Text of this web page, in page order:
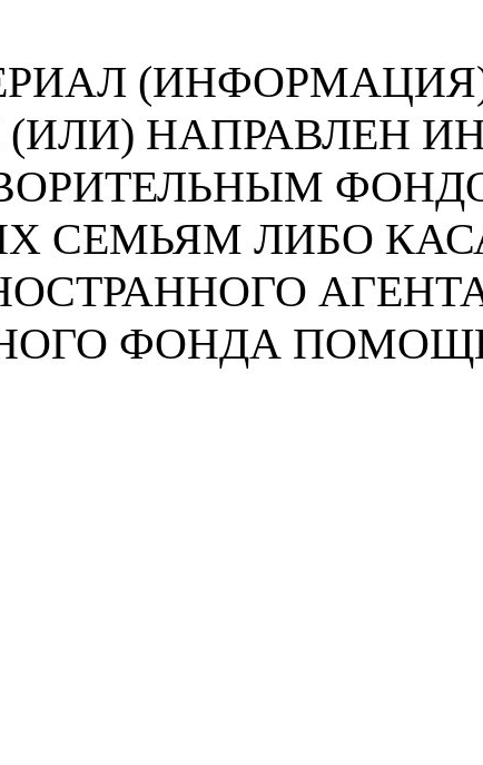
(ИЛИ) НАПРАВЛЕН
СЕМЬЯМ ЛИБО
ФОНДА